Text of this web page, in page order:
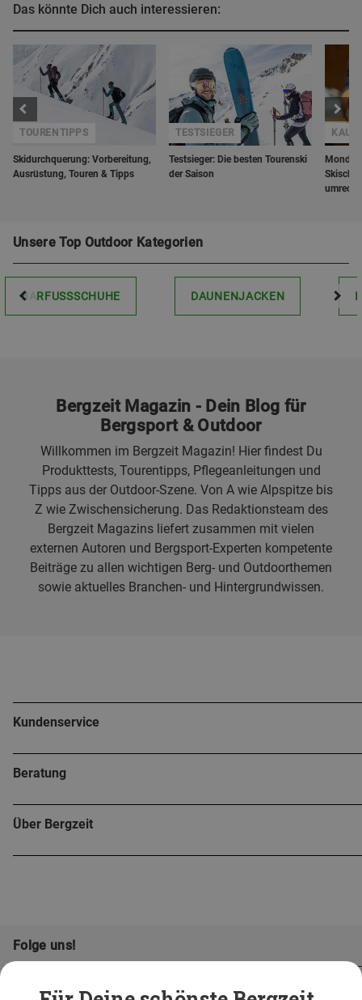
Das könnte Dich auch interessieren:
Skidurchquerung: Vorbereitung,
Ausrüstung, Touren & Tipps
TOURENTIPPS
Testsieger: Die besten Tourenski
der Saison
TESTSIEGER
Unsere Top Outdoor Kategorien
BARFUSSSCHUHE DAUNENJACKEN
Bergzeit Magazin - Dein Blog für
Bergsport & Outdoor
Willkommen im Bergzeit Magazin! Hier findest Du
Produkttests, Tourentipps, Pflegeanleitungen und
Tipps aus der Outdoor-Szene. Von A wie Alpspitze bis
Z wie Zwischensicherung. Das Redaktionsteam des
Bergzeit Magazins liefert zusammen mit vielen
externen Autoren und Bergsport-Experten kompetente
Beiträge zu allen wichtigen Berg- und Outdoorthemen
sowie aktuelles Branchen- und Hintergrundwissen.
Kundenservice
Beratung
Über Bergzeit
Folge uns!